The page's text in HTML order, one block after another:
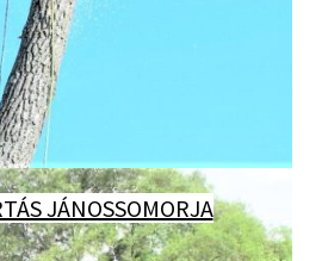
JÁNOSSOMORJA